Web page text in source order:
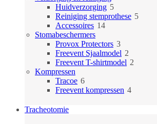
Huidverzorging 55
producten
Reiniging stemprothese 55
Accessoires 1414
Stomabeschermers
Provox Protectors 33
producten
Freevent Sjaalmodel 2
producten
Freevent T-shirtmodel 2
Kompressen
Tracoe 66
producten
Freevent kompressen 44
Tracheotomie